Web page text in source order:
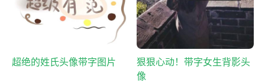
超绝的姓氏头像带字图片
狠狠心动！带字女生背影头
像